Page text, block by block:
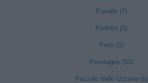
Paroldo (7)
Perletto (4)
Perlo (1)
Peveragno (93)
Pezzolo Valle Uzzone (6)